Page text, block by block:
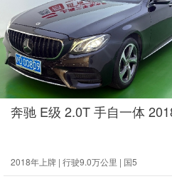
奔驰 E级 2.0T 手自一体
2018年上牌 | 行驶9.0万公里 | 国5